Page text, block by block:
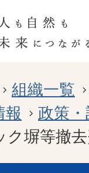
組織一覧
報
政策
ク塀等撤